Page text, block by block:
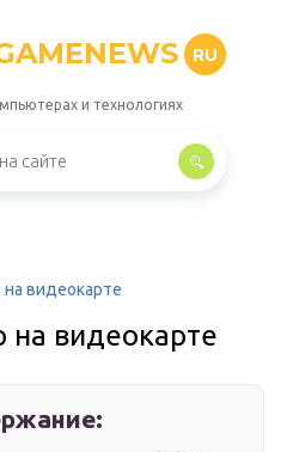
RU
и технологиях
на видеокарте
на видеокарте